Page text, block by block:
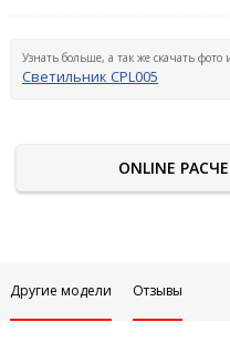
Узнать больше, а так же скачать
Светильник CPL005
ONLINE
Другие модели Отзывы